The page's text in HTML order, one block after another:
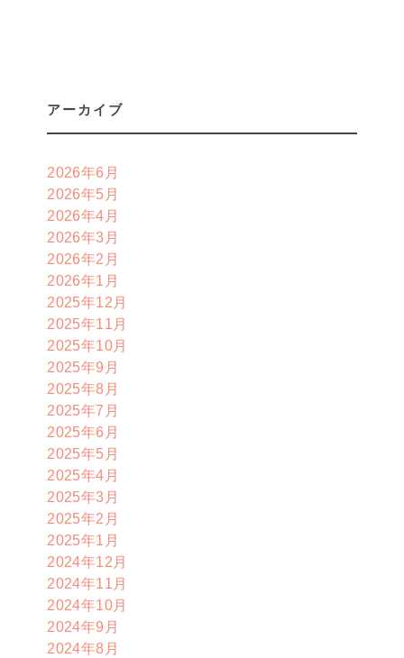
アーカイブ
2026年6月
2026年5月
2026年4月
2026年3月
2026年2月
2026年1月
2025年12月
2025年11月
2025年10月
2025年9月
2025年8月
2025年7月
2025年6月
2025年5月
2025年4月
2025年3月
2025年2月
2025年1月
2024年12月
2024年11月
2024年10月
2024年9月
2024年8月